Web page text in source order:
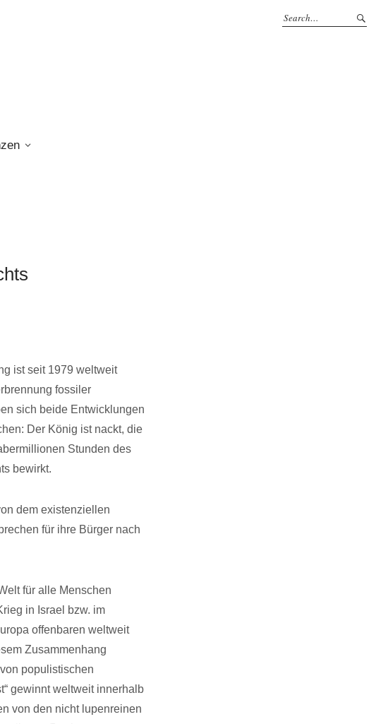
ist seit 1979 weltweit
fossiler
sich beide Entwicklungen
Der König ist nackt, die
Stunden des
bewirkt.
dem existenziellen
für ihre Bürger nach
für alle Menschen
in Israel bzw. im
offenbaren weltweit
Zusammenhang
populistischen
gewinnt weltweit innerhalb
von den nicht lupenreinen